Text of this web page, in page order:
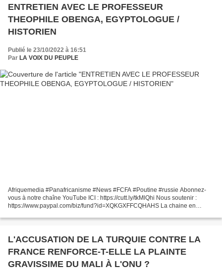
ENTRETIEN AVEC LE PROFESSEUR
THEOPHILE OBENGA, EGYPTOLOGUE /
HISTORIEN
Publié le 23/10/2022 à 16:51
Par LA VOIX DU PEUPLE
Afriquemedia #Panafricanisme #News #FCFA #Poutine #russie Abonnez-
vous à notre chaîne YouTube ICI : https://cutt.ly/tkMlQhi Nous soutenir :
https://www.paypal.com/biz/fund?id=XQKGXFFCQHAHS La chaine en
L'ACCUSATION DE LA TURQUIE CONTRE LA
FRANCE RENFORCE-T-ELLE LA PLAINTE
GRAVISSIME DU MALI À L'ONU ?